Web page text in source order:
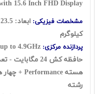
15.6 Inch FHD Display
مشخصات فیزیکی:
کیلوگرم
پردازنده مرکزی:
حافظه کش 24
رشته